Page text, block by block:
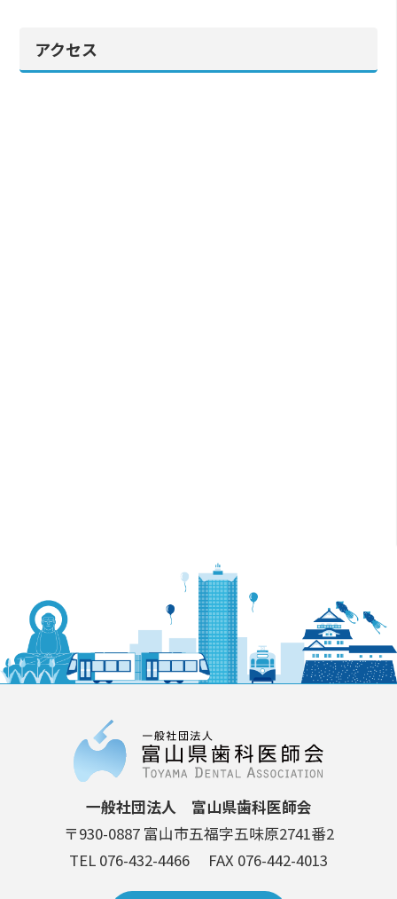
アクセス
一般社団法人 富山県歯科医師会
〒930-0887 富山市五福字五味原2741番2
TEL 076-432-4466
FAX 076-442-4013